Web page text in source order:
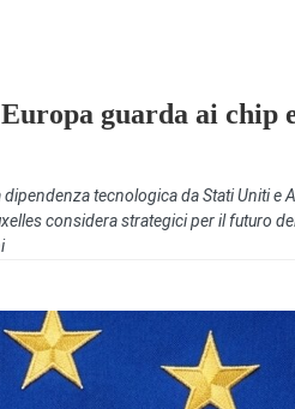
guarda ai chip
tecnologica da Stati Uniti e
considera strategici per il futuro